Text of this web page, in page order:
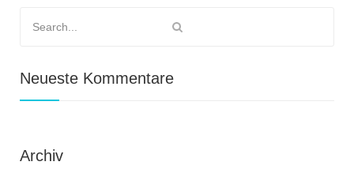
for:
Neueste Kommentare
Archiv